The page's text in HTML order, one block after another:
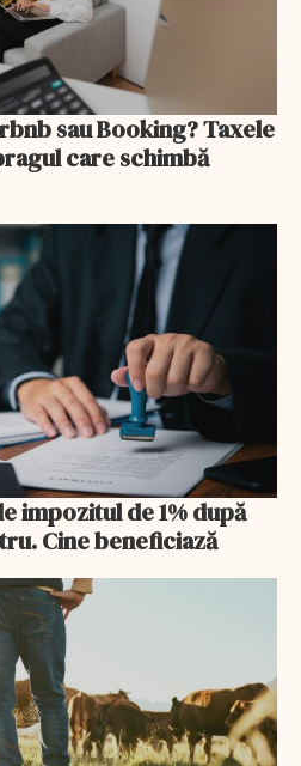
sau Booking? Taxele
care schimbă
impozitul de 1% după
Cine beneficiază